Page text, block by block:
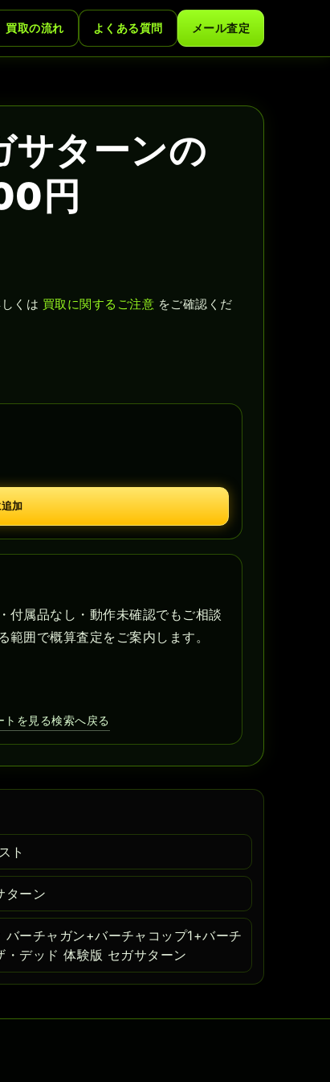
買取の流れ よくある質問 メール査定
サターンの
円
くは 買取に関するご注意 をご確認くだ
加
付属品なし・動作未確認でもご相談
囲で概算査定をご案内します。
トを見る検索へ戻る
ト
ターン
ーチャガン+バーチャコップ1+バーチ
デッド 体験版 セガサターン